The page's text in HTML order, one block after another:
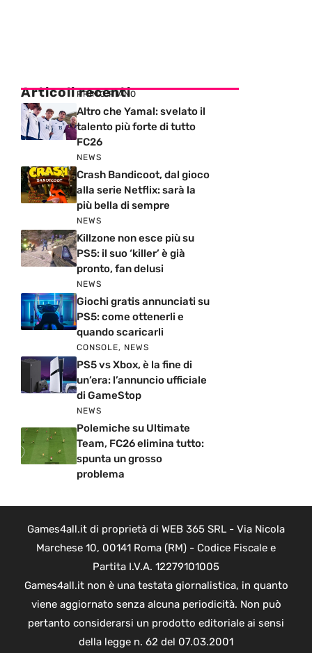
Articoli recenti
PRIMO PIANO
Altro che Yamal: svelato il
talento più forte di tutto
FC26
NEWS
Crash Bandicoot, dal gioco
alla serie Netflix: sarà la
più bella di sempre
NEWS
Killzone non esce più su
PS5: il suo ‘killer’ è già
pronto, fan delusi
NEWS
Giochi gratis annunciati su
PS5: come ottenerli e
quando scaricarli
CONSOLE, NEWS
PS5 vs Xbox, è la fine di
un’era: l’annuncio ufficiale
di GameStop
NEWS
Polemiche su Ultimate
Team, FC26 elimina tutto:
spunta un grosso
problema
Games4all.it di proprietà di WEB 365 SRL - Via Nicola
Marchese 10, 00141 Roma (RM) - Codice Fiscale e
Partita I.V.A. 12279101005
Games4all.it non è una testata giornalistica, in quanto
viene aggiornato senza alcuna periodicità. Non può
pertanto considerarsi un prodotto editoriale ai sensi
della legge n. 62 del 07.03.2001